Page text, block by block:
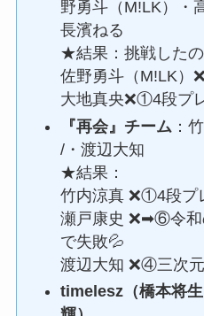
野勇斗（M!LK）・
長濱ねる
★結果：挑戦した
佐野勇斗（M!LK）
大地真央❌①4段プ
『再会』チーム ：
/・渡辺大知
★結果：
竹内涼真 ❌①4段プ
瀬戸康史 ❌➡⑥令
で失敗💦
渡辺大知 ❌④三次
timelesz（橋本将